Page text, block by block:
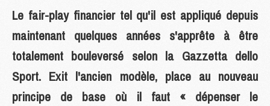
Le fair-play financier tel qu'il est appliqué depuis
maintenant quelques années s'apprête à être
totalement bouleversé selon la Gazzetta dello
Sport. Exit l'ancien modèle, place au nouveau
principe de base où il faut « dépenser le